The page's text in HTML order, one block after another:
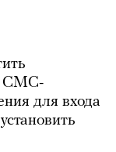
СМС-
для входа